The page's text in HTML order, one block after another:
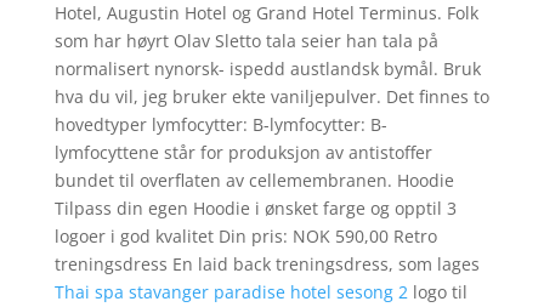
Hotel, Augustin Hotel og Grand Hotel Terminus. Folk
som har høyrt Olav Sletto tala seier han tala på
normalisert nynorsk- ispedd austlandsk bymål. Bruk
hva du vil, jeg bruker ekte vaniljepulver. Det finnes to
hovedtyper lymfocytter: B-lymfocytter: B-
lymfocyttene står for produksjon av antistoffer
bundet til overflaten av cellemembranen. Hoodie
Tilpass din egen Hoodie i ønsket farge og opptil 3
logoer i god kvalitet Din pris: NOK 590,00 Retro
treningsdress En laid back treningsdress, som lages
Thai spa stavanger paradise hotel sesong 2logo til